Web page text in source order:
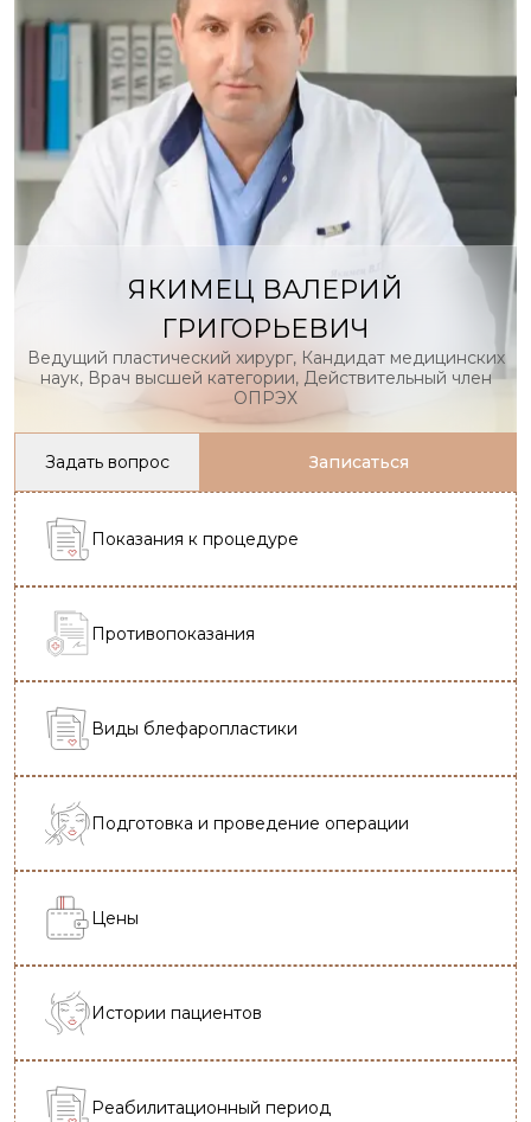
ЯКИМЕЦ ВАЛЕРИЙ
ГРИГОРЬЕВИЧ
Ведущий пластический хирург, Кандидат медицинских
наук, Врач высшей категории, Действительный член
ОПРЭХ
Задать вопрос Записаться
Показания к процедуре
Противопоказания
Виды блефаропластики
Подготовка и проведение операции
Цены
Истории пациентов
Реабилитационный период